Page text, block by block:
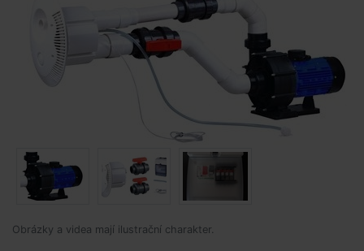
Obrázky a videa mají ilustrační charakter.